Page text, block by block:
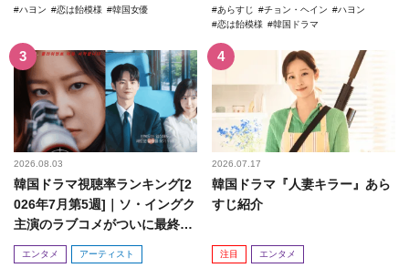
ハヨン 恋は飴模様 韓国女優 あらすじ チョン・ヘイン
ハヨン
恋は飴模様
韓国ドラマ
2026.08.03
韓国ドラマ視聴率ランキング[2
026年7月第5週]｜ソ・イングク
主演のラブコメがついに最終
回！
エンタメ アーティスト
2026.07.17
韓国ドラマ『人妻キラー』あら
すじ紹介
注目 エンタメ